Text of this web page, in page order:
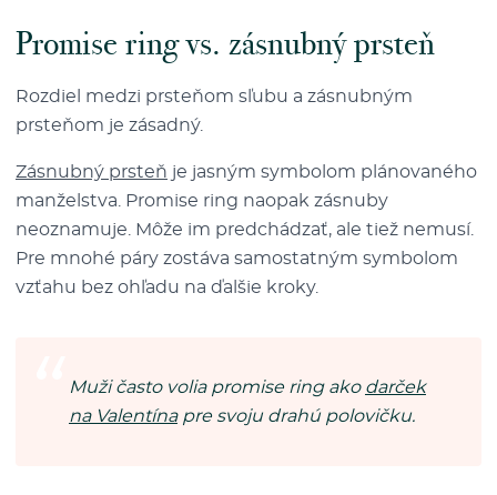
Promise ring vs. zásnubný prsteň
Rozdiel medzi prsteňom sľubu a zásnubným
prsteňom je zásadný.
Zásnubný prsteň je jasným symbolom plánovaného
manželstva. Promise ring naopak zásnuby
neoznamuje. Môže im predchádzať, ale tiež nemusí.
Pre mnohé páry zostáva samostatným symbolom
vzťahu bez ohľadu na ďalšie kroky.
Muži často volia promise ring ako darček
na Valentínapre svoju drahú polovičku.